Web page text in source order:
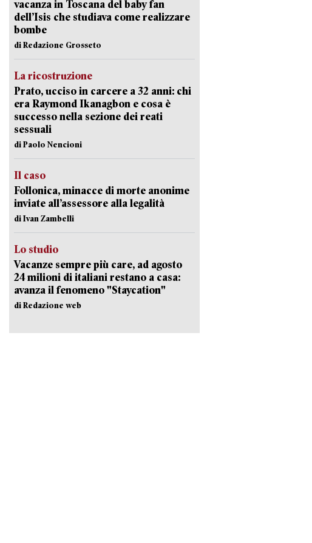
vacanza in Toscana del baby fan
dell’Isis che studiava come realizzare
bombe
di Redazione Grosseto
La ricostruzione
Prato, ucciso in carcere a 32 anni: chi
era Raymond Ikanagbon e cosa è
successo nella sezione dei reati
sessuali
di Paolo Nencioni
Il caso
Follonica, minacce di morte anonime
inviate all’assessore alla legalità
di Ivan Zambelli
Lo studio
Vacanze sempre più care, ad agosto
24 milioni di italiani restano a casa:
avanza il fenomeno "Staycation"
di Redazione web